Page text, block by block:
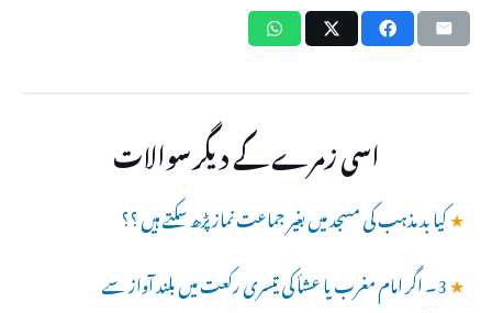
اسی زمرے کے دیگر سوالات
★کیا بد مذہب کی مسجد میں بغیر جماعت نماز پڑھ سکتے ہیں ؟؟
★ 3۔ اگر امام مغرب یا عشأ کی تیسری رکعت میں بلند آواز سے